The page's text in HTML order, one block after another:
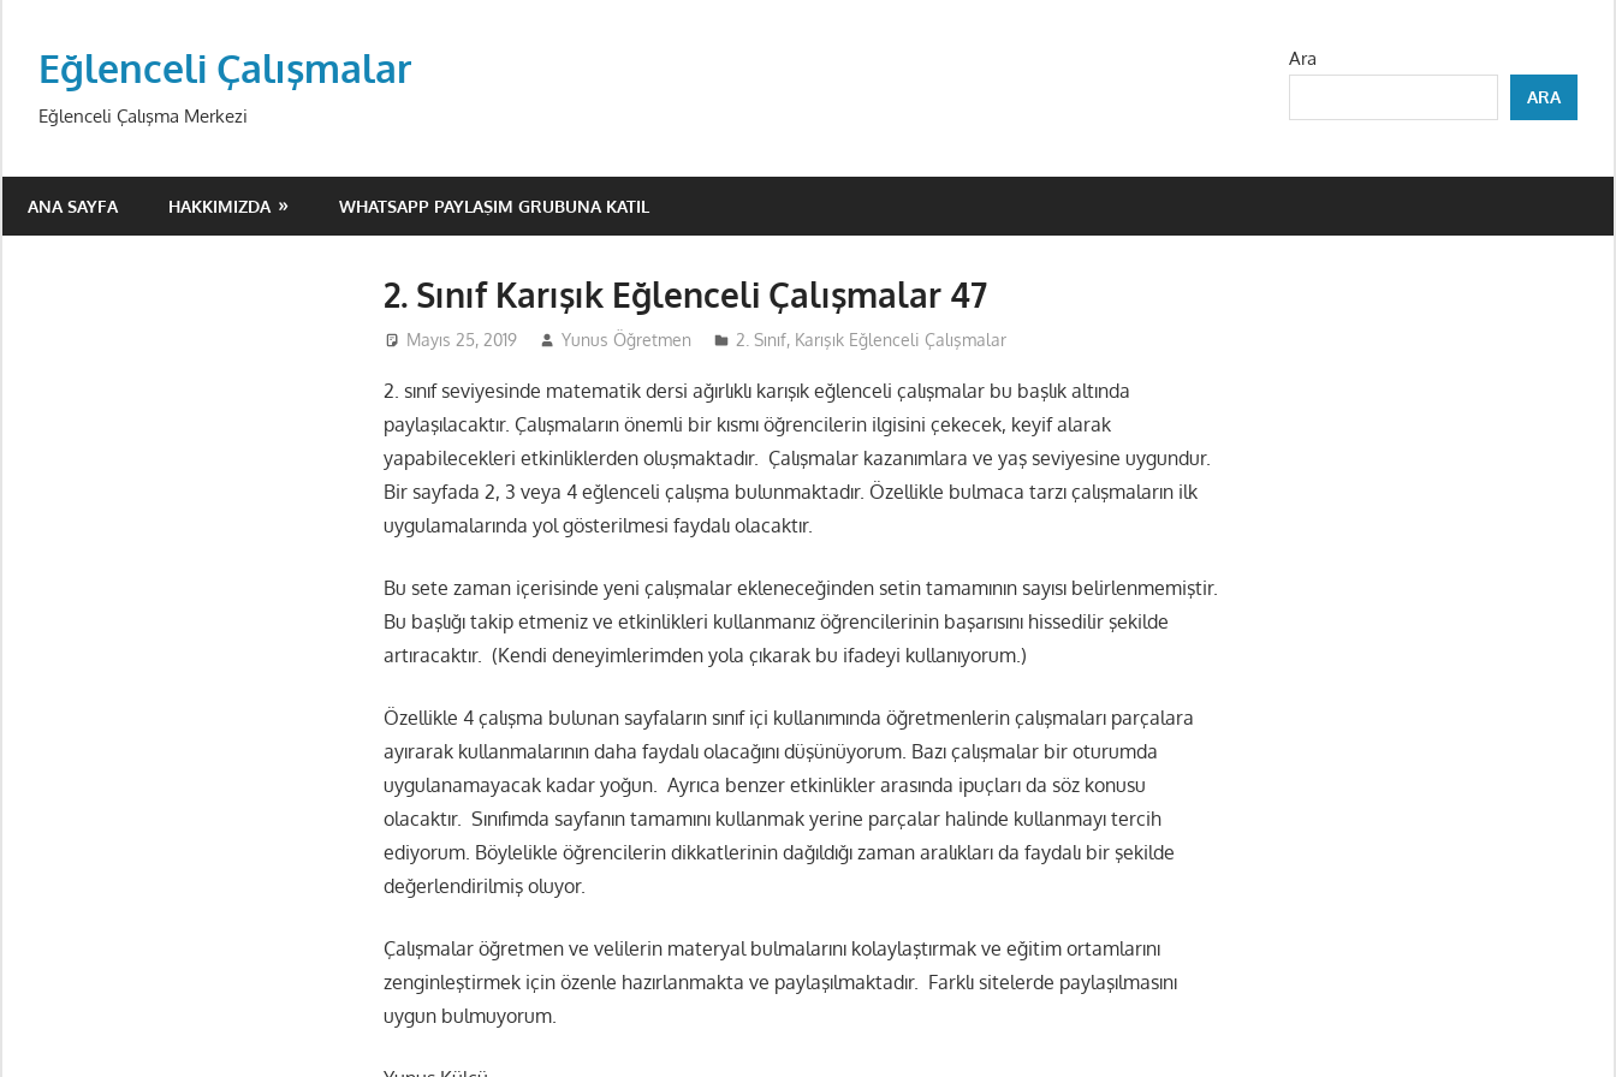
contentEğlenceli Çalışmalar
Eğlenceli Çalışma Merkezi
Ara
ARA
ANA SAYFA HAKKIMIZDA WHATSAPP PAYLAŞIM GRUBUNA KATIL
2. Sınıf Karışık Eğlenceli Çalışmalar 47
Mayıs 25, 2019 Yunus Öğretmen 2. Sınıf, Karışık Eğlenceli Çalışmalar
2. sınıf seviyesinde matematik dersi ağırlıklı karışık eğlenceli çalışmalar bu başlık altında
paylaşılacaktır. Çalışmaların önemli bir kısmı öğrencilerin ilgisini çekecek, keyif alarak
yapabilecekleri etkinliklerden oluşmaktadır. Çalışmalar kazanımlara ve yaş seviyesine uygundur.
Bir sayfada 2, 3 veya 4 eğlenceli çalışma bulunmaktadır. Özellikle bulmaca tarzı çalışmaların ilk
uygulamalarında yol gösterilmesi faydalı olacaktır.
Bu sete zaman içerisinde yeni çalışmalar ekleneceğinden setin tamamının sayısı belirlenmemiştir.
Bu başlığı takip etmeniz ve etkinlikleri kullanmanız öğrencilerinin başarısını hissedilir şekilde
artıracaktır. (Kendi deneyimlerimden yola çıkarak bu ifadeyi kullanıyorum.)
Özellikle 4 çalışma bulunan sayfaların sınıf içi kullanımında öğretmenlerin çalışmaları parçalara
ayırarak kullanmalarının daha faydalı olacağını düşünüyorum. Bazı çalışmalar bir oturumda
uygulanamayacak kadar yoğun. Ayrıca benzer etkinlikler arasında ipuçları da söz konusu
olacaktır. Sınıfımda sayfanın tamamını kullanmak yerine parçalar halinde kullanmayı tercih
ediyorum. Böylelikle öğrencilerin dikkatlerinin dağıldığı zaman aralıkları da faydalı bir şekilde
değerlendirilmiş oluyor.
Çalışmalar öğretmen ve velilerin materyal bulmalarını kolaylaştırmak ve eğitim ortamlarını
zenginleştirmek için özenle hazırlanmakta ve paylaşılmaktadır. Farklı sitelerde paylaşılmasını
uygun bulmuyorum.